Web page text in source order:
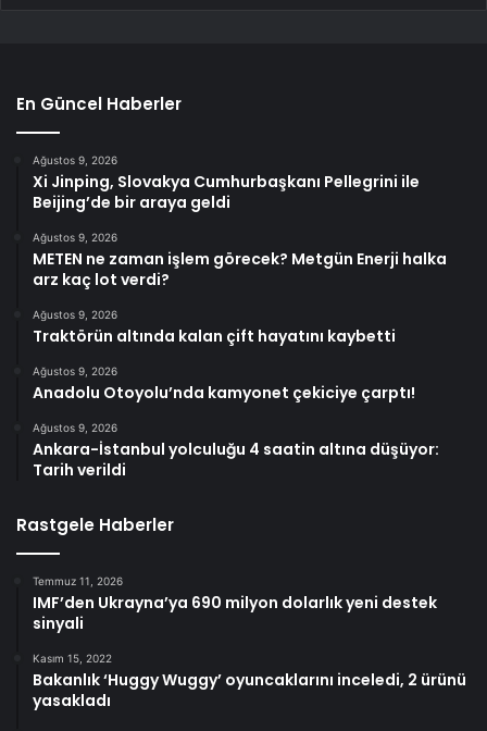
En Güncel Haberler
Ağustos 9, 2026
Xi Jinping, Slovakya Cumhurbaşkanı Pellegrini ile
Beijing’de bir araya geldi
Ağustos 9, 2026
METEN ne zaman işlem görecek? Metgün Enerji halka
arz kaç lot verdi?
Ağustos 9, 2026
Traktörün altında kalan çift hayatını kaybetti
Ağustos 9, 2026
Anadolu Otoyolu’nda kamyonet çekiciye çarptı!
Ağustos 9, 2026
Ankara-İstanbul yolculuğu 4 saatin altına düşüyor:
Tarih verildi
Rastgele Haberler
Temmuz 11, 2026
IMF’den Ukrayna’ya 690 milyon dolarlık yeni destek
sinyali
Kasım 15, 2022
Bakanlık ‘Huggy Wuggy’ oyuncaklarını inceledi, 2 ürünü
yasakladı